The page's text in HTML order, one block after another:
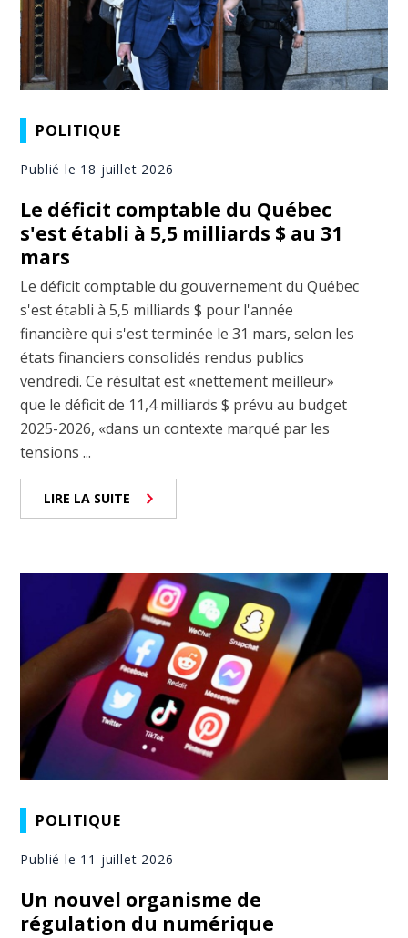
POLITIQUE
Publié le 18 juillet 2026
Le déficit comptable du Québec
s'est établi à 5,5 milliards $ au 31
mars
Le déficit comptable du gouvernement du Québec
s'est établi à 5,5 milliards $ pour l'année
financière qui s'est terminée le 31 mars, selon les
états financiers consolidés rendus publics
vendredi. Ce résultat est «nettement meilleur»
que le déficit de 11,4 milliards $ prévu au budget
2025-2026, «dans un contexte marqué par les
tensions ...
LIRE LA SUITE
POLITIQUE
Publié le 11 juillet 2026
Un nouvel organisme de
régulation du numérique